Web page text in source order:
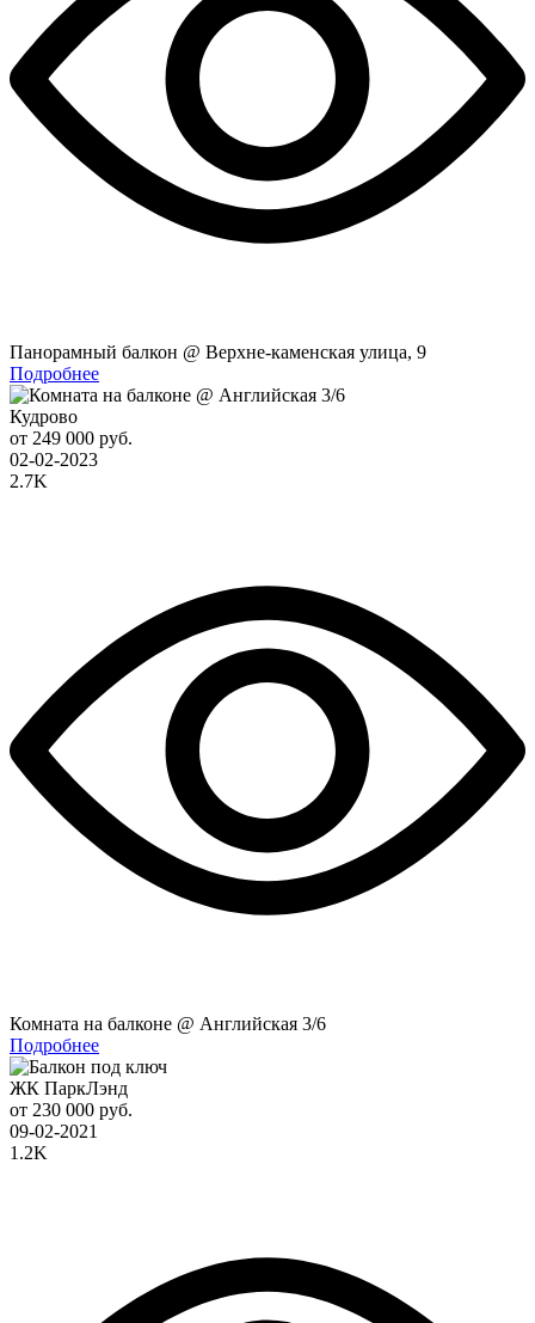
Панорамный балкон @ Верхне-каменская улица, 9
Подробнее
Кудрово
от 249 000 руб.
02-02-2023
2.7K
Комната на балконе @ Английская 3/6
Подробнее
ЖК ПаркЛэнд
от 230 000 руб.
09-02-2021
1.2K